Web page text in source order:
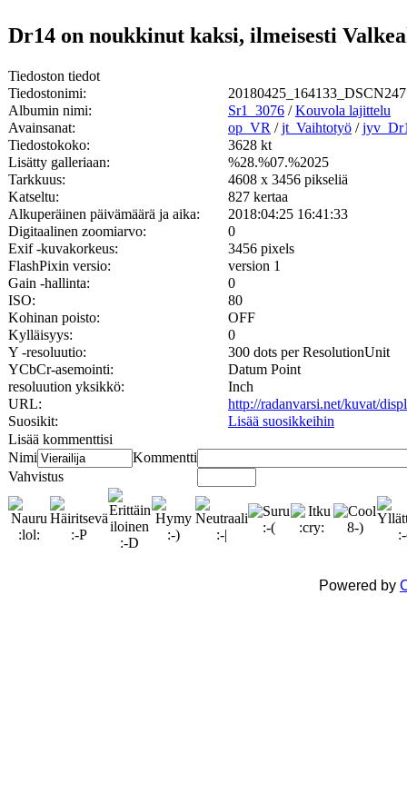
Dr14 on noukkinut kaksi, ilmeisesti
Tiedoston tiedot
Tiedostonimi:
Albumin nimi:
Sr1_3076 /Kouvola lajittelu
Avainsanat:
op_VR /jt_Vaihtotyö /
Tiedostokoko:
3628 kt
Lisätty galleriaan:
%28.%07.%2025
Tarkkuus:
4608 x 3456 pikseliä
Katseltu:
827 kertaa
Alkuperäinen päivämäärä ja aika:
2018:04:25 16:41:33
Digitaalinen zoomiarvo:
0
Exif -kuvakorkeus:
3456 pixels
FlashPixin versio:
version 1
Gain -hallinta:
0
ISO:
80
Kohinan poisto:
OFF
Kylläisyys:
0
Y -resoluutio:
300 dots per ResolutionUnit
YCbCr-asemointi:
Datum Point
resoluution yksikkö:
Inch
URL:
http://radanvarsi.net/kuvat/
Suosikit:
Lisää suosikkeihin
Lisää kommenttisi
Nimi
Kommentti
Vahvistus
Powered by